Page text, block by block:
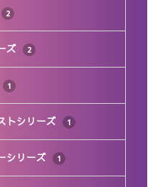
2
ズ 2
1
トシリーズ 1
シリーズ 1